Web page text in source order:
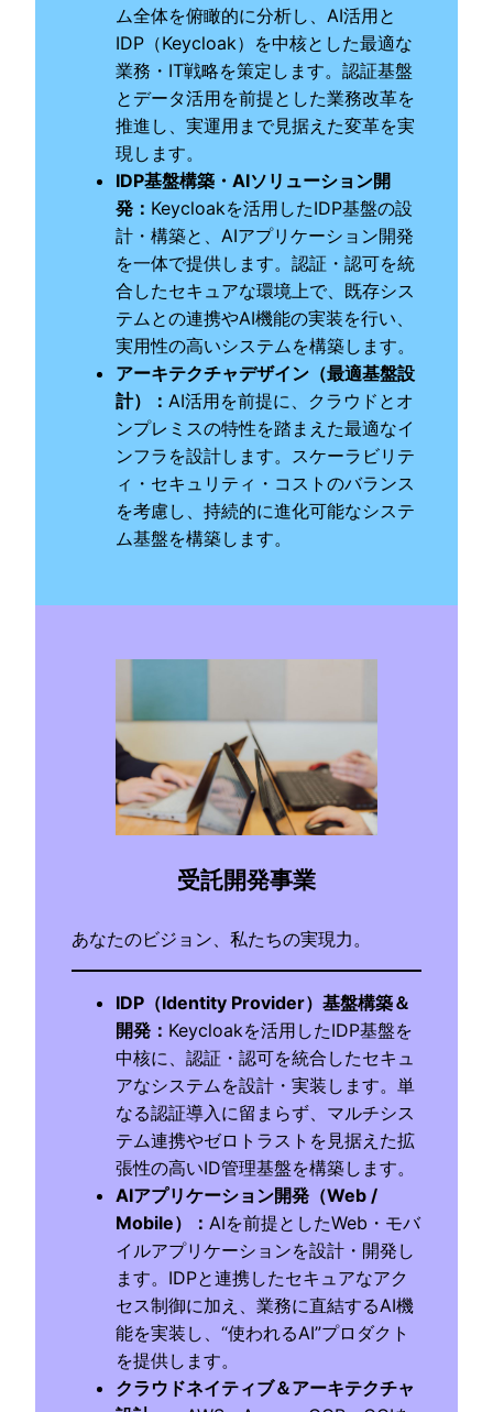
ム全体を俯瞰的に分析し、AI活用と
IDP（Keycloak）を中核とした最適な
業務・IT戦略を策定します。認証基盤
とデータ活用を前提とした業務改革を
推進し、実運用まで見据えた変革を実
現します。
IDP基盤構築・AIソリューション開
発： Keycloakを活用したIDP基盤の設
計・構築と、AIアプリケーション開発
を一体で提供します。認証・認可を統
合したセキュアな環境上で、既存シス
テムとの連携やAI機能の実装を行い、
実用性の高いシステムを構築します。
アーキテクチャデザイン（最適基盤設
計）
： AI活用を前提に、クラウドとオ
ンプレミスの特性を踏まえた最適なイ
ンフラを設計します。スケーラビリテ
ィ・セキュリティ・コストのバランス
を考慮し、持続的に進化可能なシステ
ム基盤を構築します。
受託開発事業
あなたのビジョン、私たちの実現力。
IDP（Identity Provider）基盤構築＆
開発： Keycloakを活用したIDP基盤を
中核に、認証・認可を統合したセキュ
アなシステムを設計・実装します。単
なる認証導入に留まらず、マルチシス
テム連携やゼロトラストを見据えた拡
張性の高いID管理基盤を構築します。
AIアプリケーション開発（Web /
Mobile）
： AIを前提としたWeb・モバ
イルアプリケーションを設計・開発し
ます。IDPと連携したセキュアなアク
セス制御に加え、業務に直結するAI機
能を実装し、“使われるAI”プロダクト
を提供します。
クラウドネイティブ＆アーキテクチャ